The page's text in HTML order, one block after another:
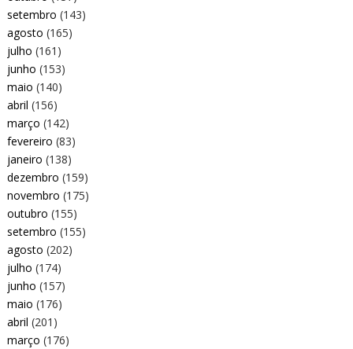
setembro (143)
agosto (165)
julho (161)
junho (153)
maio (140)
abril (156)
março (142)
fevereiro (83)
janeiro (138)
dezembro (159)
novembro (175)
outubro (155)
setembro (155)
agosto (202)
julho (174)
junho (157)
maio (176)
abril (201)
março (176)